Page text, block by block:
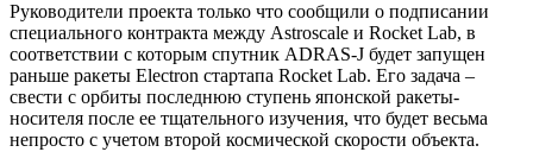
Руководители проекта только что сообщили о подписании
специального контракта между Astroscale и Rocket Lab, в
соответствии с которым спутник ADRAS-J будет запущен
раньше ракеты Electron стартапа Rocket Lab. Его задача –
свести с орбиты последнюю ступень японской ракеты-
носителя после ее тщательного изучения, что будет весьма
непросто с учетом второй космической скорости объекта.